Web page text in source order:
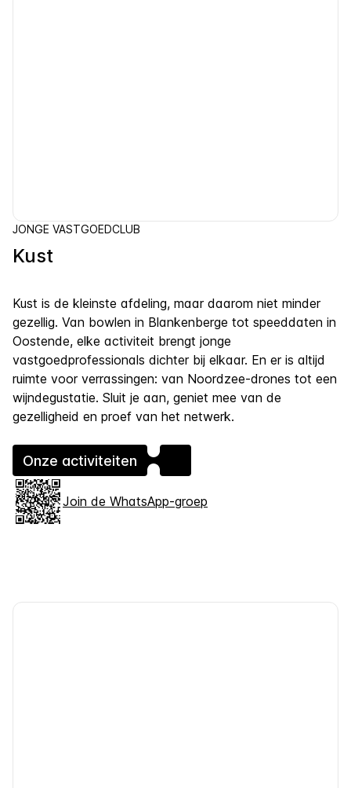
JONGE VASTGOEDCLUB
Kust
Kust is de kleinste afdeling, maar daarom niet minder
gezellig. Van bowlen in Blankenberge tot speeddaten in
Oostende, elke activiteit brengt jonge
vastgoedprofessionals dichter bij elkaar. En er is altijd
ruimte voor verrassingen: van Noordzee-drones tot een
wijndegustatie. Sluit je aan, geniet mee van de
gezelligheid en proef van het netwerk.
Onze activiteiten
Join de WhatsApp-groep